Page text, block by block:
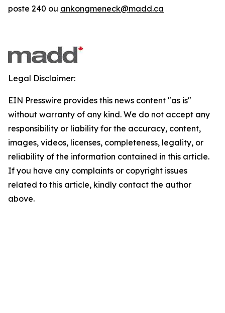
poste 240 ou ankongmeneck@madd.ca
Legal Disclaimer:
EIN Presswire provides this news content "as is"
without warranty of any kind. We do not accept any
responsibility or liability for the accuracy, content,
images, videos, licenses, completeness, legality, or
reliability of the information contained in this article.
If you have any complaints or copyright issues
related to this article, kindly contact the author
above.